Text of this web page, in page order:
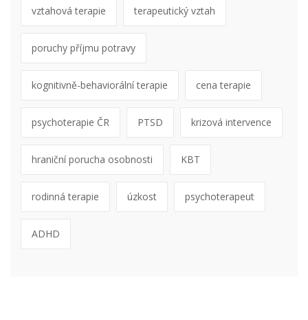
vztahová terapie terapeutický vztah
poruchy příjmu potravy
kognitivně-behaviorální terapie cena terapie
psychoterapie ČR PTSD krizová intervence
hraniční porucha osobnosti KBT
rodinná terapie úzkost psychoterapeut
ADHD